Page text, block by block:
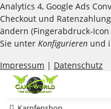
Analytics 4, Google Ads
Checkout und
ändern (Fingerabdruck-
Sie unter Konfigurieren und
Impressum | Datenschutz